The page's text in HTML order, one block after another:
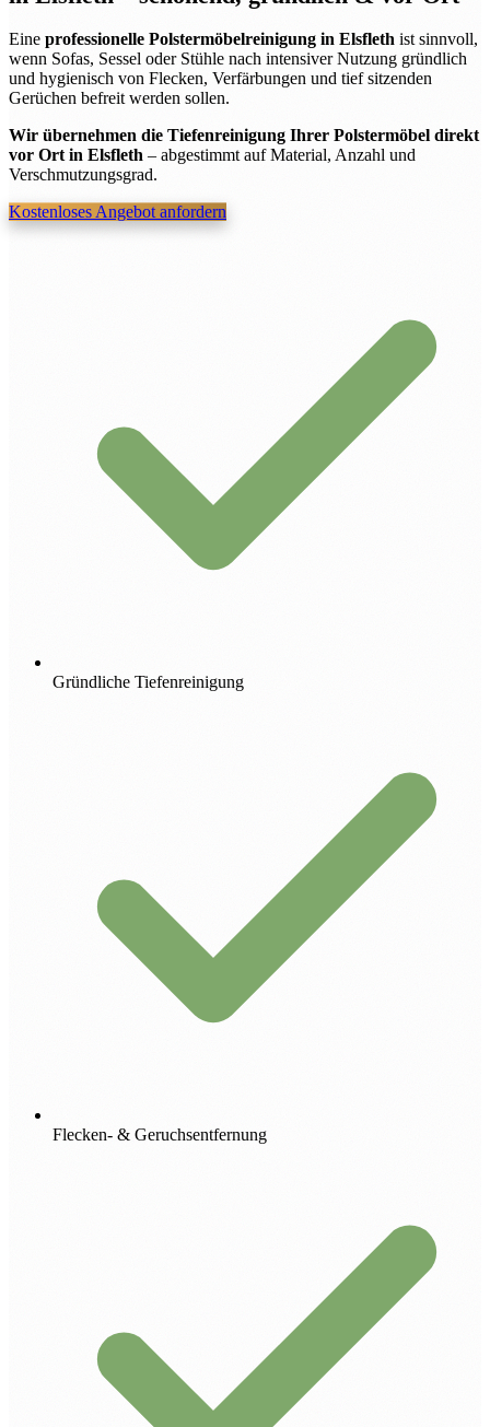
Eine professionelle Polstermöbelreinigung in Elsfleth ist sinnvoll,
wenn Sofas, Sessel oder Stühle nach intensiver Nutzung gründlich
und hygienisch von Flecken, Verfärbungen und tief sitzenden
Gerüchen befreit werden sollen.
Wir übernehmen die Tiefenreinigung Ihrer Polstermöbel direkt
vor Ort in Elsfleth – abgestimmt auf Material, Anzahl und
Verschmutzungsgrad.
Kostenloses Angebot anfordern
Gründliche Tiefenreinigung
Flecken- & Geruchsentfernung